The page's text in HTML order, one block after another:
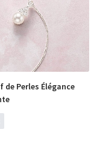
COMMANDER
de Perles Élégance